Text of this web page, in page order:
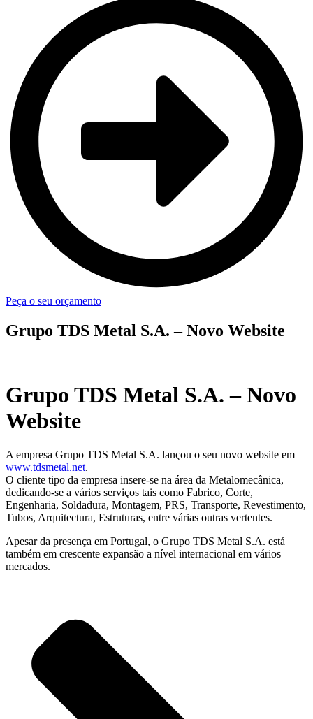
Peça o seu orçamento
Grupo TDS Metal S.A. – Novo Website
Grupo TDS Metal S.A. – Novo
Website
A empresa Grupo TDS Metal S.A. lançou o seu novo website em
www.tdsmetal.net.
O cliente tipo da empresa insere-se na área da Metalomecânica,
dedicando-se a vários serviços tais como Fabrico, Corte,
Engenharia, Soldadura, Montagem, PRS, Transporte, Revestimento,
Tubos, Arquitectura, Estruturas, entre várias outras vertentes.
Apesar da presença em Portugal, o Grupo TDS Metal S.A. está
também em crescente expansão a nível internacional em vários
mercados.